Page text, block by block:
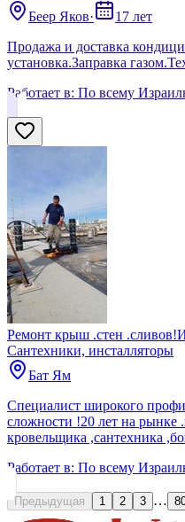
Беер Яков·
17 лет
Продажа и доставка
установка.Заправка
Работает в: По всему
Ремонт крыш .стен
Сантехники, инсталляторы
Бат Ям
Специалист широкого
сложности !20 лет на
кровельщика ,сантехника
Работает в: По всему
Предыдущая 1 2 3 …